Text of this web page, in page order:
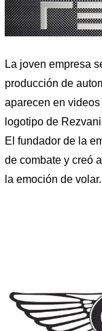
La joven empresa
producción de
aparecen en
logotipo de
El fundador de la
de combate y creó
la emoción de volar.